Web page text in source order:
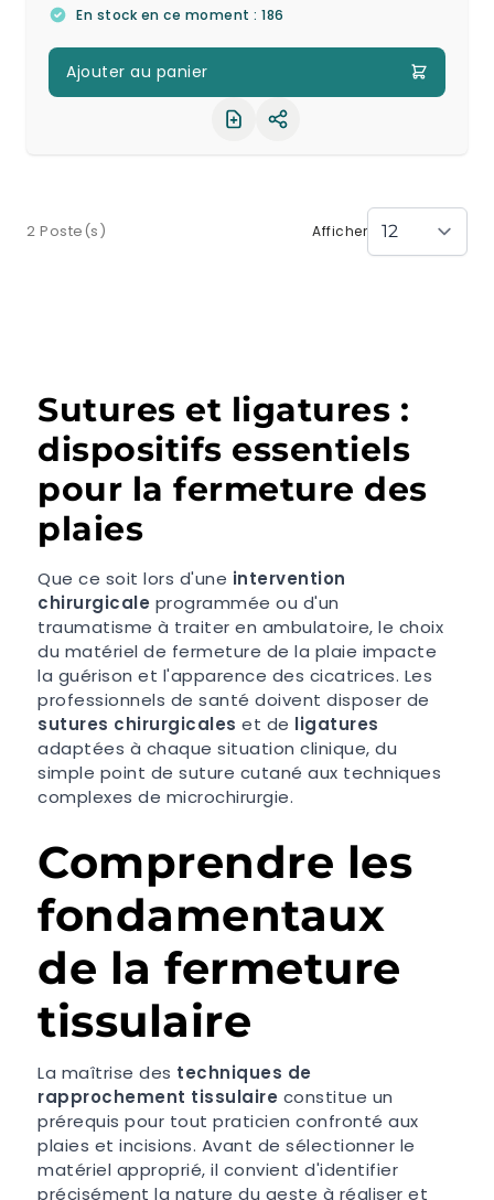
En stock en ce moment : 186
Ajouter au panier
Partager le produit
2 Poste(s) Afficher
Sutures et ligatures :
dispositifs essentiels
pour la fermeture des
plaies
Que ce soit lors d'une intervention
chirurgicale programmée ou d'un
traumatisme à traiter en ambulatoire, le choix
du matériel de fermeture de la plaie impacte
la guérison et l'apparence des cicatrices. Les
professionnels de santé doivent disposer de
sutures chirurgicales et de ligatures
adaptées à chaque situation clinique, du
simple point de suture cutané aux techniques
complexes de microchirurgie.
Comprendre les
fondamentaux
de la fermeture
tissulaire
La maîtrise des techniques de
rapprochement tissulaire constitue un
prérequis pour tout praticien confronté aux
plaies et incisions. Avant de sélectionner le
matériel approprié, il convient d'identifier
précisément la nature du geste à réaliser et